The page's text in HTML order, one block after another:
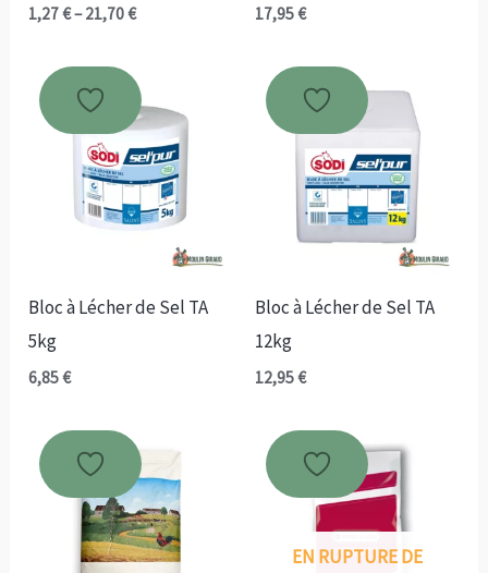
1,27€–21,70€
Plage
1,27 €
21,70 €
17,95€
Bloc à Lécher de Sel TA
5kg
6,85€
Bloc à Lécher de Sel TA
12kg
12,95€
EN RUPTURE DE